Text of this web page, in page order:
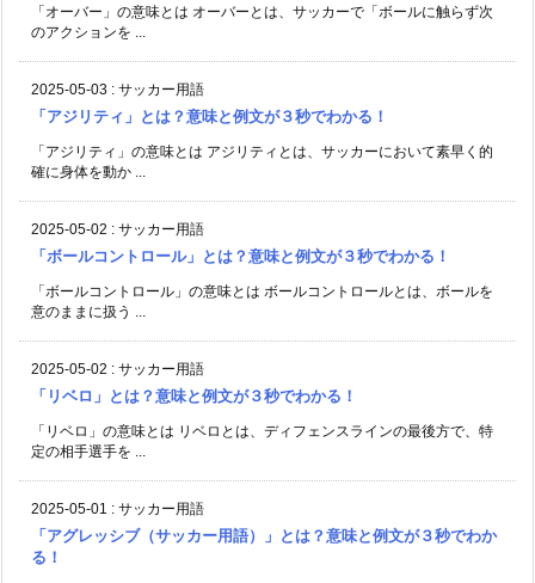
「オーバー」の意味とは オーバーとは、サッカーで「ボールに触らず次
のアクションを ...
2025-05-03 : サッカー用語
「アジリティ」とは？意味と例文が３秒でわかる！
「アジリティ」の意味とは アジリティとは、サッカーにおいて素早く的
確に身体を動か ...
2025-05-02 : サッカー用語
「ボールコントロール」とは？意味と例文が３秒でわかる！
「ボールコントロール」の意味とは ボールコントロールとは、ボールを
意のままに扱う ...
2025-05-02 : サッカー用語
「リベロ」とは？意味と例文が３秒でわかる！
「リベロ」の意味とは リベロとは、ディフェンスラインの最後方で、特
定の相手選手を ...
2025-05-01 : サッカー用語
「アグレッシブ（サッカー用語）」とは？意味と例文が３秒でわか
る！